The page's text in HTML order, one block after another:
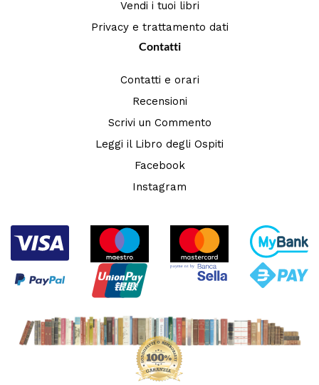
Vendi i tuoi libri
Privacy e trattamento dati
Contatti
Contatti e orari
Recensioni
Scrivi un Commento
Leggi il Libro degli Ospiti
Facebook
Instagram